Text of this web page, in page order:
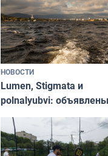
НОВОСТИ
Lumen, Stigmata и
polnalyubvi: объявлены
хедлайнеры
«Имандра» в 2026 года